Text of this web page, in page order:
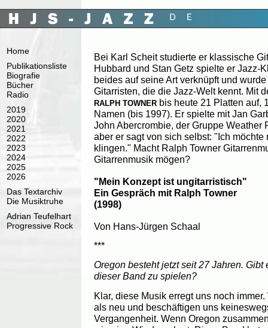
Home
Publikationsliste
Biografie
Bücher
Radio
2019
2020
2021
2022
2023
2024
2025
2026
Das Textarchiv
Die Musiktruhe
Adrian Teufelhart
Progressive Rock
Bei Karl Scheit studierte er klassische
Hubbard und Stan Getz spielte er Jazz-
beides auf seine Art verknüpft und
Gitarristen, die die Jazz-Welt kennt. Mit
RALPH TOWNER bis heute 21 Platten auf,
Namen (bis 1997). Er spielte mit Jan
John Abercrombie, der Gruppe Weather
aber er sagt von sich selbst: "Ich
klingen." Macht Ralph Towner
Gitarrenmusik mögen?
"Mein Konzept ist ungitarristisch"
Ein Gespräch mit Ralph Towner
(1998)
Von Hans-Jürgen Schaal
***
Oregon besteht jetzt seit 27 Jahren.
dieser Band zu spielen?
Klar, diese Musik erregt uns noch
als neu und beschäftigen uns
Vergangenheit. Wenn Oregon